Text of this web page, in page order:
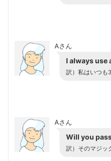
Aさん
I always use
訳）私はいつも
Aさん
Will you
訳）そのマジッ